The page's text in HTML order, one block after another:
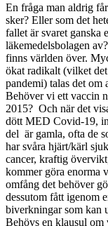
En fråga man aldrig
sker? Eller som det
fallet är svaret ganska
läkemedelsbolagen
finns världen över.
ökat radikalt (vilket
pandemi) talas det
Behöver vi ett vaccin
2015? Och när det
dött MED Covid-19,
del är gamla, ofta de
har svåra hjärt/kärl
cancer, kraftig
kommer göra enorma
omfång det behöver
dessutom fått igenom
biverkningar som kan
Behövs en klausul om